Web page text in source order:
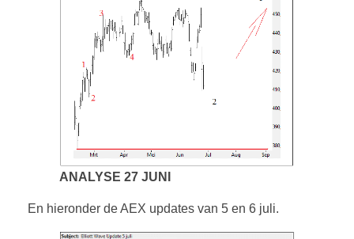
ANALYSE 27 JUNI
En hieronder de AEX updates van 5 en 6 juli.